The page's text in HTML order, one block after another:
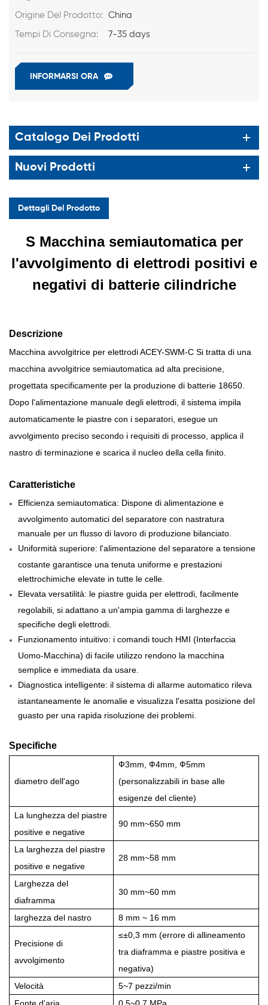
Origine Del Prodotto: China
Tempi Di Consegna: 7-35 days
INFORMARSI ORA
Catalogo Dei Prodotti
Nuovi Prodotti
Dettagli Del Prodotto
S Macchina semiautomatica per
l'avvolgimento di elettrodi positivi e
negativi di batterie cilindriche
Descrizione
Macchina avvolgitrice per elettrodi ACEY-SWM-C Si tratta di una
macchina avvolgitrice semiautomatica ad alta precisione,
progettata specificamente per la produzione di batterie 18650.
Dopo l'alimentazione manuale degli elettrodi, il sistema impila
automaticamente le piastre con i separatori, esegue un
avvolgimento preciso secondo i requisiti di processo, applica il
nastro di terminazione e scarica il nucleo della cella finito.
Caratteristiche
Efficienza semiautomatica: Dispone di alimentazione e
avvolgimento automatici del separatore con nastratura
manuale per un flusso di lavoro di produzione bilanciato.
Uniformità superiore: l'alimentazione del separatore a tensione
costante garantisce una tenuta uniforme e prestazioni
elettrochimiche elevate in tutte le celle.
Elevata versatilità: le piastre guida per elettrodi, facilmente
regolabili, si adattano a un'ampia gamma di larghezze e
specifiche degli elettrodi.
Funzionamento intuitivo: i comandi touch HMI (Interfaccia
Uomo-Macchina) di facile utilizzo rendono la macchina
semplice e immediata da usare.
Diagnostica intelligente: il sistema di allarme automatico rileva
istantaneamente le anomalie e visualizza l'esatta posizione del
guasto per una rapida risoluzione dei problemi.
Specifiche
diametro dell'ago
Ф3mm, Ф4mm, Ф5mm
(personalizzabili in base alle
esigenze del cliente)
La lunghezza del piastre
positive e negative
90 mm~650 mm
La larghezza del piastre
positive e negative
28 mm~58 mm
Larghezza del
diaframma
30 mm~60 mm
larghezza del nastro 8 mm ~ 16 mm
Precisione di
avvolgimento
≤±0,3 mm (errore di allineamento
tra diaframma e piastre positiva e
negativa)
Velocità
5~7 pezzi/min